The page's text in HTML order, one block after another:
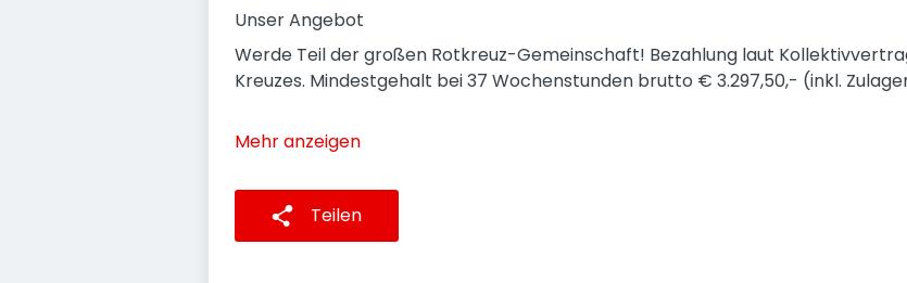
Unser Angebot
Werde Teil der großen Rotkreuz-Gemeinschaft! Bezahlung laut
Kreuzes. Mindestgehalt bei 37 Wochenstunden brutto € 3.297,50,- (inkl.
Mehr anzeigen
Teilen